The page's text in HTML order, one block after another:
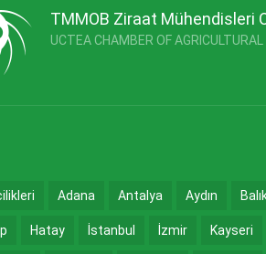
TMMOB Ziraat Mühendisleri
UCTEA CHAMBER OF AGRICULTURAL
Adana Antalya Aydın
Hatay İstanbul İzmir Kayseri